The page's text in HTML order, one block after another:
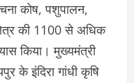
कोष, पशुपालन,
की 1100 से अधिक
किया। मुख्यमंत्री
के इंदिरा गांधी कृषि